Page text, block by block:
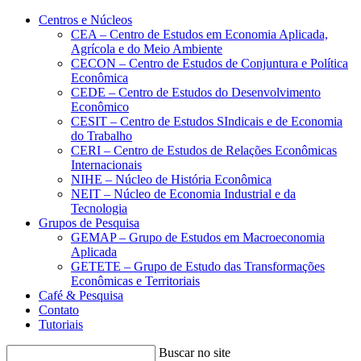
Conteúdo principal Menu principal
Centros e Núcleos
CEA – Centro de Estudos em Economia Aplicada,
Agrícola e do Meio Ambiente
CECON – Centro de Estudos de Conjuntura e Política
Econômica
CEDE – Centro de Estudos do Desenvolvimento
Econômico
CESIT – Centro de Estudos SIndicais e de Economia
do Trabalho
CERI – Centro de Estudos de Relações Econômicas
Internacionais
NIHE – Núcleo de História Econômica
NEIT – Núcleo de Economia Industrial e da
Tecnologia
Grupos de Pesquisa
GEMAP – Grupo de Estudos em Macroeconomia
Aplicada
GETETE – Grupo de Estudo das Transformações
Econômicas e Territoriais
Café & Pesquisa
Contato
Tutoriais
Buscar no site